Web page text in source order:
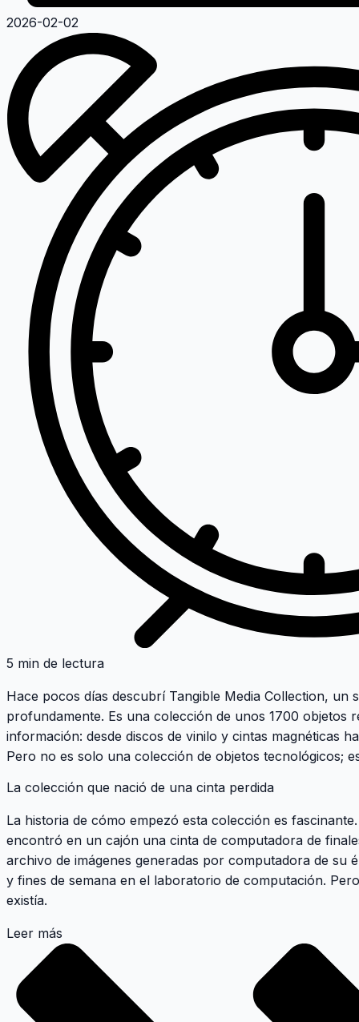
2026-02-02
5 min de lectura
Hace pocos días descubrí Tangible Media Collection, un
profundamente. Es una colección de unos 1700 objetos
información: desde discos de vinilo y cintas magnéticas
Pero no es solo una colección de objetos tecnológicos;
La colección que nació de una cinta perdida
La historia de cómo empezó esta colección es
encontró en un cajón una cinta de computadora de
archivo de imágenes generadas por computadora de su
y fines de semana en el laboratorio de computación.
existía.
Leer más